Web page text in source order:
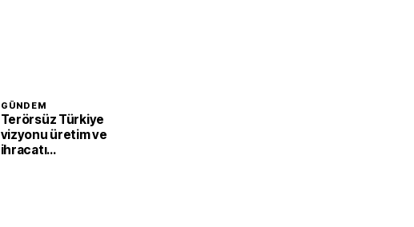
GÜNDEM
Terörsüz Türkiye
vizyonu üretim ve
ihracatı